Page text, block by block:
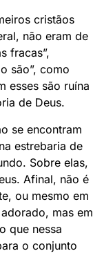
cristãos
não eram de
fracas”,
são”, como
esses são ruína
de Deus.
se encontram
estrebaria de
Sobre elas,
Afinal, não é
ou mesmo em
mas em
que nessa
o conjunto